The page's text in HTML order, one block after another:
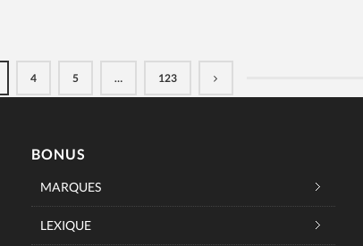
4 5 … 123
BONUS
MARQUES
LEXIQUE